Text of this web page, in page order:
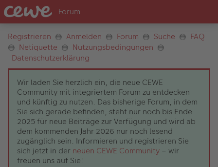
Registrieren Anmelden Forum Suche
FAQ
Netiquette
Nutzungsbedingungen
Datenschutzerklärung
Wir laden Sie herzlich ein, die neue CEWE
Community mit integriertem Forum zu entdecken
und künftig zu nutzen. Das bisherige Forum, in dem
Sie sich gerade befinden, steht nur noch bis Ende
2025 für neue Beiträge zur Verfügung und wird ab
dem kommenden Jahr 2026 nur noch lesend
zugänglich sein. Informieren und registrieren Sie
sich jetzt in der neuen CEWE Community – wir
freuen uns auf Sie!